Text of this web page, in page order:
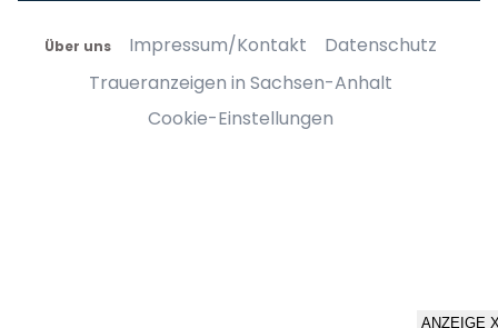
Über uns Impressum/Kontakt
Datenschutz
Traueranzeigen in Sachsen-Anhalt
Cookie-Einstellungen
ANZEIGE